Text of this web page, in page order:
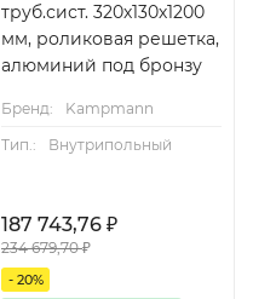
труб.сист. 320х130х1200
мм, роликовая решетка,
алюминий под бронзу
Бренд:
Kampmann
Тип.:
Внутрипольный
187 743,76 ₽
234 679,70₽
- 20%